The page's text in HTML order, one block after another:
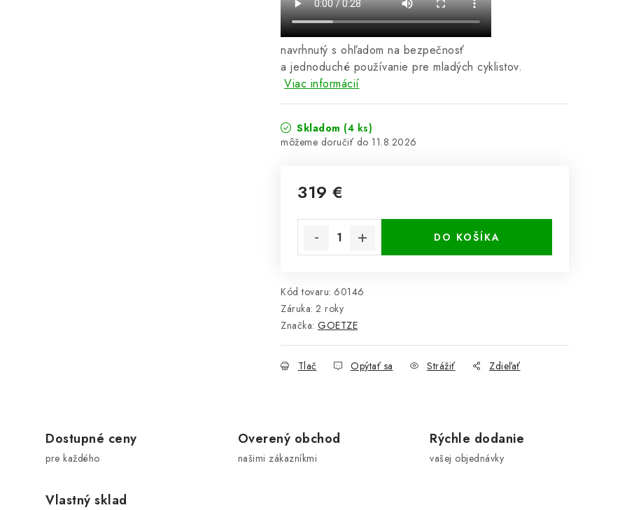
navrhnutý s ohľadom na bezpečnosť
a jednoduché používanie pre mladých cyklistov.
Viac informácií
Skladom (4 ks)
11.8.2026
319 €
DO KOŠÍKA
Kód tovaru: 60146
Záruka: 2 roky
Značka: GOETZE
Tlač Opýtať sa Strážiť Zdieľať
Dostupné ceny
pre každého
Overený obchod
našimi zákazníkmi
Rýchle dodanie
vašej objednávky
Vlastný sklad